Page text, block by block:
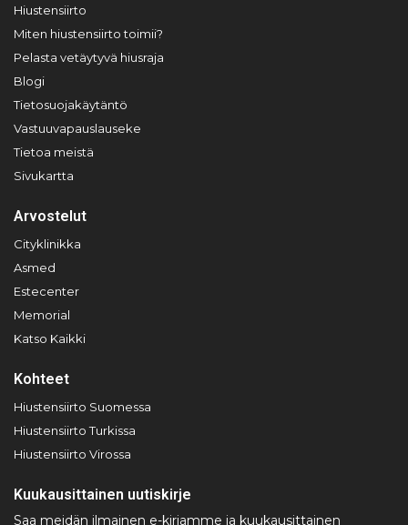
Hiustensiirto
Miten hiustensiirto toimii?
Pelasta vetäytyvä hiusraja
Blogi
Tietosuojakäytäntö
Vastuuvapauslauseke
Tietoa meistä
Sivukartta
Arvostelut
Cityklinikka
Asmed
Estecenter
Memorial
Katso Kaikki
Kohteet
Hiustensiirto Suomessa
Hiustensiirto Turkissa
Hiustensiirto Virossa
Kuukausittainen uutiskirje
Saa meidän ilmainen e-kirjamme ja kuukausittainen